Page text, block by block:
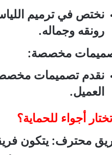
نختص في ترميم
رونقه وجماله.
مخصصة:
نقدم تصميمات
العميل.
أجواء للحماية؟
محترف: يتكون